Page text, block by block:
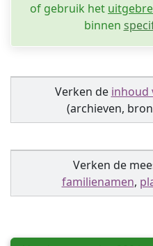
of gebruik het
binnen
Verken de inhoud
(archieven,
Verken de
familienamen,